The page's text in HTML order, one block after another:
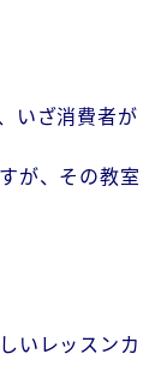
いざ消費者が
が、その教室
いレッスンカ